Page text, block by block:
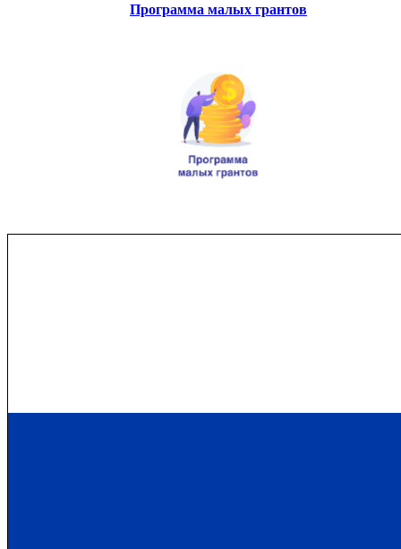
Программа малых грантов